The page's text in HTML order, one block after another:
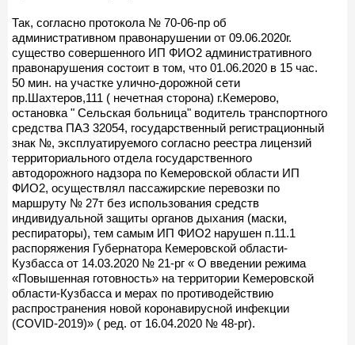
Так, согласно протокола № 70-06-пр об
административном правонарушении от 09.06.2020г.
существо совершенного ИП ФИО2 административного
правонарушения состоит в том, что 01.06.2020 в 15 час.
50 мин. на участке улично-дорожной сети
пр.Шахтеров,111 ( нечетная сторона) г.Кемерово,
остановка " Сельская больница" водитель транспортного
средства ПАЗ 32054, государственный регистрационный
знак №, эксплуатируемого согласно реестра лицензий
территориального отдела государственного
автодорожного надзора по Кемеровской области ИП
ФИО2, осуществлял пассажирские перевозки по
маршруту № 27т без использования средств
индивидуальной защиты органов дыхания (маски,
респираторы), тем самым ИП ФИО2 нарушен п.11.1
распоряжения Губернатора Кемеровской области-
Кузбасса от 14.03.2020 № 21-рг « О введении режима
«Повышенная готовность» на территории Кемеровской
области-Кузбасса и мерах по противодействию
распространения новой коронавирусной инфекции
(COVID-2019)» ( ред. от 16.04.2020 № 48-рг).